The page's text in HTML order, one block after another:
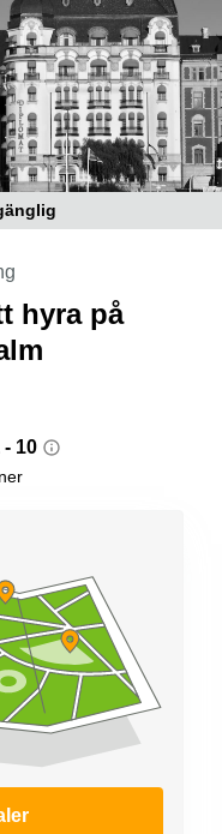
hyra på
- 10